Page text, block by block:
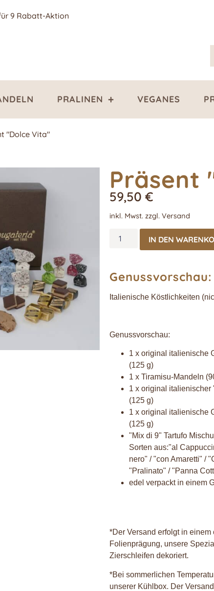
9 Rabatt-Aktion
PRALINEN VEGANES
"Dolce Vita"
Präsent
59,50 €
inkl. Mwst. zzgl. Versand
IN DEN
Italienische Köstlichkeiten
Genussvorschau:
1 x original italienische
(125 g)
1 x Tiramisu-Mandeln
1 x original
(125 g)
1 x original italienische
(125 g)
"Mix di 9" Tartufo
Sorten aus:"al
nero" / "con Amaretti" /
"Pralinato" / "Panna
edel verpackt in einem
*Der Versand erfolgt in
Folienprägung, unsere
Zierschleifen dekoriert.
*Bei sommerlichen
unserer Kühlbox. Der